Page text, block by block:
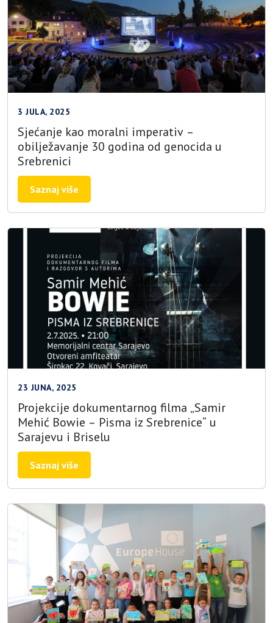
3 JULA, 2025
Sjećanje kao moralni imperativ –
obilježavanje 30 godina od genocida u
Srebrenici
Saznaj više
23 JUNA, 2025
Projekcije dokumentarnog filma „Samir
Mehić Bowie – Pisma iz Srebrenice“ u
Sarajevu i Briselu
Saznaj više